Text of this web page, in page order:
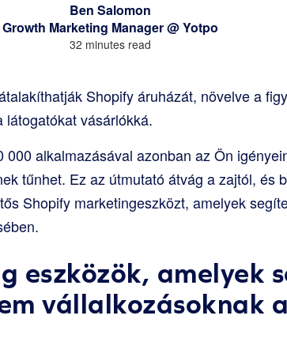
Ben Salomon
Growth Marketing Manager @ Yotpo
32 minutes read
Shopify áruházát, növelve a
vásárlókká.
alkalmazásával azonban az Ön
tűnhet. Ez az útmutató átvág a zajtól, és
Shopify marketingeszközt, amelyek
eszközök, amelyek
vállalkozásoknak a